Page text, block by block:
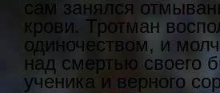
сам занялся
крови. Тротман
одиночеством, и
над смертью своего
ученика и верного